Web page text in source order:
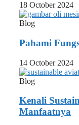
18 October 2024
Blog
Pahami
14 October 2024
Blog
Kenali
Manfaatnya